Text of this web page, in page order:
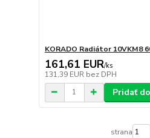
KORADO Radiátor 10VKM8
161,61 EUR/ks
131,39 EUR bez DPH
Pridať
strana